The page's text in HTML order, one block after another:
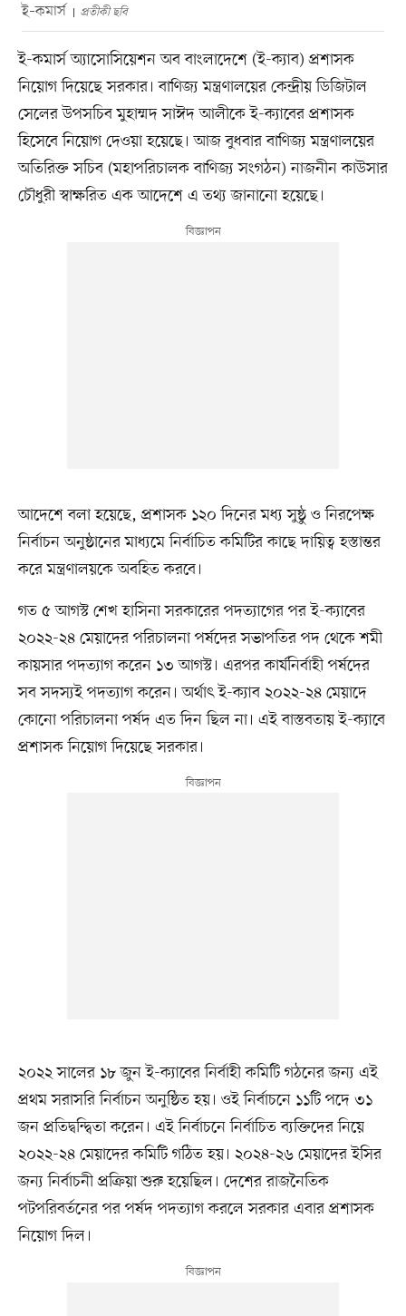
ই–কমার্স প্রতীকী ছবি
ই-কমার্স অ্যাসোসিয়েশন অব বাংলাদেশে (ই-ক্যাব) প্রশাসক
নিয়োগ দিয়েছে সরকার। বাণিজ্য মন্ত্রণালয়ের কেন্দ্রীয় ডিজিটাল
সেলের উপসচিব মুহাম্মদ সাঈদ আলীকে ই-ক্যাবের প্রশাসক
হিসেবে নিয়োগ দেওয়া হয়েছে। আজ বুধবার বাণিজ্য মন্ত্রণালয়ের
অতিরিক্ত সচিব (মহাপরিচালক বাণিজ্য সংগঠন) নাজনীন কাউসার
চৌধুরী স্বাক্ষরিত এক আদেশে এ তথ্য জানানো হয়েছে।
আদেশে বলা হয়েছে, প্রশাসক ১২০ দিনের মধ্য সুষ্ঠু ও নিরপেক্ষ
নির্বাচন অনুষ্ঠানের মাধ্যমে নির্বাচিত কমিটির কাছে দায়িত্ব হস্তান্তর
করে মন্ত্রণালয়কে অবহিত করবে।
গত ৫ আগস্ট শেখ হাসিনা সরকারের পদত্যাগের পর ই-ক্যাবের
২০২২-২৪ মেয়াদের পরিচালনা পর্ষদের সভাপতির পদ থেকে শমী
কায়সার পদত্যাগ করেন ১৩ আগস্ট। এরপর কার্যনির্বাহী পর্ষদের
সব সদস্যই পদত্যাগ করেন। অর্থাৎ ই-ক্যাব ২০২২-২৪ মেয়াদে
কোনো পরিচালনা পর্ষদ এত দিন ছিল না। এই বাস্তবতায় ই-ক্যাবে
প্রশাসক নিয়োগ দিয়েছে সরকার।
২০২২ সালের ১৮ জুন ই-ক্যাবের নির্বাহী কমিটি গঠনের জন্য এই
প্রথম সরাসরি নির্বাচন অনুষ্ঠিত হয়। ওই নির্বাচনে ১১টি পদে ৩১
জন প্রতিদ্বন্দ্বিতা করেন। এই নির্বাচনে নির্বাচিত ব্যক্তিদের নিয়ে
২০২২-২৪ মেয়াদের কমিটি গঠিত হয়। ২০২৪-২৬ মেয়াদের ইসির
জন্য নির্বাচনী প্রক্রিয়া শুরু হয়েছিল। দেশের রাজনৈতিক
পটপরিবর্তনের পর পর্ষদ পদত্যাগ করলে সরকার এবার প্রশাসক
নিয়োগ দিল।